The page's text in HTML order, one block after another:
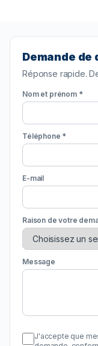
Demande de
Réponse rapide.
Nom et prénom *
Téléphone *
E-mail
Raison de votre
Message
J'accepte que